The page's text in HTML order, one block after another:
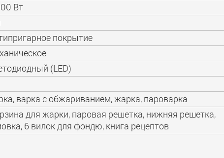
Вт
покрытие
(LED)
варка с обжариванием, жарка, пароварка
для жарки, паровая решетка, нижняя решетка,
6 вилок для фондю, книга рецептов